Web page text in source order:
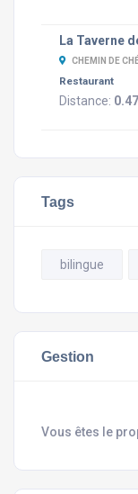
La Taverne
CHEMIN DE
Restaurant
Distance:
Tags
bilingue
Gestion
Vous êtes le